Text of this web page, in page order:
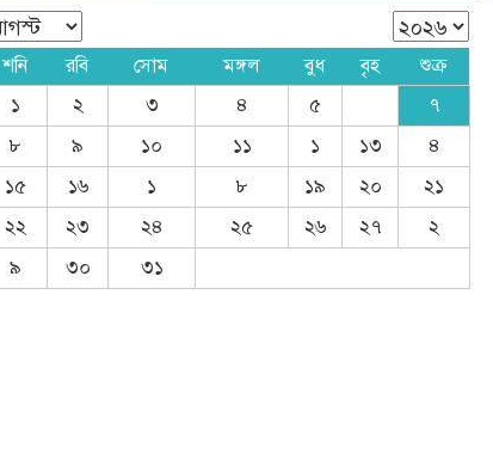
ঝড়ো হাওয়াসহ বজ্রবৃষ্টির আভাস ১৫
জেলায়
শনি রবি সোম মঙ্গল বুধ বৃহ
শুক্র
১
২ ৩ ৪ ৫
৭
৮
৯ ১০ ১১ ১ ১৩
৪
১৫
১৬ ১ ৮ ১৯ ২০
২১
২২
২৩ ২৪ ২৫ ২৬ ২৭
২
৯
৩০ ৩১